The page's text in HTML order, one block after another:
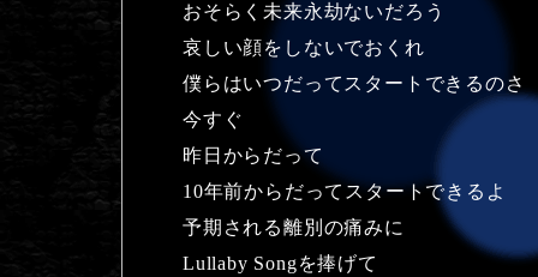
おそらく未来永劫ないだろう
哀しい顔をしないでおくれ
僕らはいつだってスタートできるのさ
今すぐ
昨日からだって
10年前からだってスタートできるよ
予期される離別の痛みに
Lullaby Songを捧げて